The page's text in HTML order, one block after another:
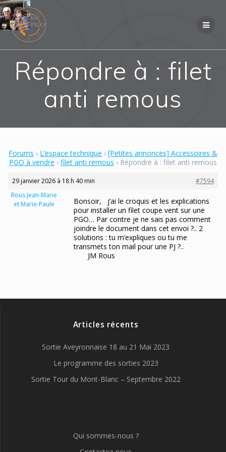
Répondre à : filet
anti remous
Forums › L’espace technique › [Petites annonces] Accessoires &
PGO à vendre › filet anti remous › Répondre à : filet anti remous
29 janvier 2026 à 18 h 40 min
#7594
Rous Jean-Marie
et Marie-Paule
Bonsoir, j’ai le croquis et les explications
pour installer un filet coupe vent sur une
PGO… Par contre je ne sais pas comment
joindre le document dans cet envoi ?.. 2
solutions : tu m’expliques ou tu me
transmets ton mail pour une PJ ?..
JM Rous
Articles récents
Sortie Aveyronnaise 18 au 21 Mai 2023
Le programme des sorties 2023
Sortie Tour du Mont-Blanc – Septembre 2022
Qui sommes-nous ?